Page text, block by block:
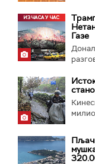
Газе